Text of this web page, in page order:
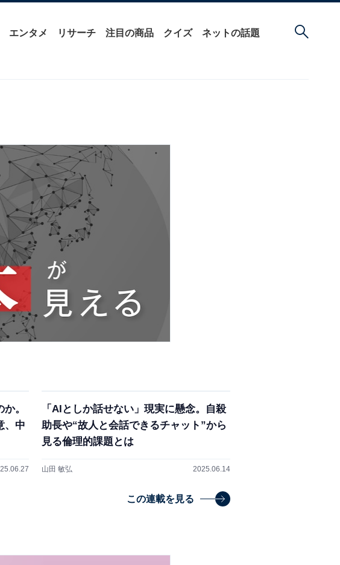
エンタメ リサーチ 注目の商品 クイズ ネットの話題
。
、中
「AIとしか話せない」現実に懸念。自殺
助長や“故人と会話できるチャット”から
見る倫理的課題とは
山田 敏弘 2025.06.14
この連載を見る